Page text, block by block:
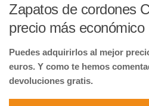
Zapatos de cordones
precio más económico
Puedes adquirirlos al mejor
euros. Y como te hemos
devoluciones gratis.